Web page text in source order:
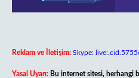
Reklam ve İletişim: Skype:
Yasal Uyarı: Bu internet sitesi, herhangi